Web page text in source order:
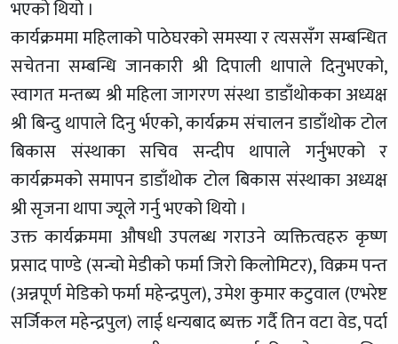
भएको थियो ।
कार्यक्रममा महिलाको पाठेघरको समस्या र त्यससँग सम्बन्धित
सचेतना सम्बन्धि जानकारी श्री दिपाली थापाले दिनुभएको,
स्वागत मन्तब्य श्री महिला जागरण संस्था डाडाँथोकका अध्यक्ष
श्री बिन्दु थापाले दिनु र्भएको, कार्यक्रम संचालन डाडाँथोक टोल
बिकास संस्थाका सचिव सन्दीप थापाले गर्नुभएको र
कार्यक्रमको समापन डाडाँथोक टोल बिकास संस्थाका अध्यक्ष
श्री सृजना थापा ज्यूले गर्नु भएको थियो ।
उक्त कार्यक्रममा औषधी उपलब्ध गराउने व्यक्तित्वहरु कृष्ण
प्रसाद पाण्डे (सन्चो मेडीको फर्मा जिरो किलोमिटर), विक्रम पन्त
(अन्नपूर्ण मेडिको फर्मा महेन्द्रपुल), उमेश कुमार कटुवाल (एभरेष्ट
सर्जिकल महेन्द्रपुल) लाई धन्यबाद ब्यक्त गर्दै तिन वटा वेड, पर्दा